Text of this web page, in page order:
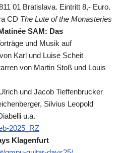
01 Bratislava. Eintritt 8,- Euro.
CD The Lute of the Monasteries
SAM: Das
und Musik auf
Karl und Luise Scheit
von Martin Stoß und Louis
und Jacob Tieffenbrucker
Silvius Leopold
u.a.
2025_RZ
Klagenfurt